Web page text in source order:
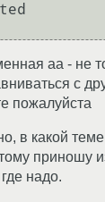
аа - не
с
пожалуйста
в какой
приношу
надо.